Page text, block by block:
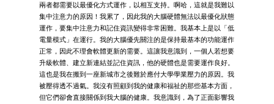
兩者都需要以最優化方式運作，以相互支持。啊哈，這就是我難以
集中注意力的原因！我累了，因此我的大腦硬體無法以最優化狀態
運作，要集中注意力和記住資訊變得非常困難。我基本上是以「低
電量模式」在運行。我的大腦優先關注的是保持最基本的功能運作
正常，因此不理會軟體更新的需要。這讓我意識到，一個人若想要
升級軟體、建立新連結並記住資訊，他的硬體也是需要運作良好。
這也是我在搬到一座新城市之後難於應付大學學業壓力的原因。我
被壓得透不過氣。我沒有照顧到我的健康和福祉的那些基本方面，
但它們卻會直接關係到我大腦的健康。我意識到，為了正面影響我